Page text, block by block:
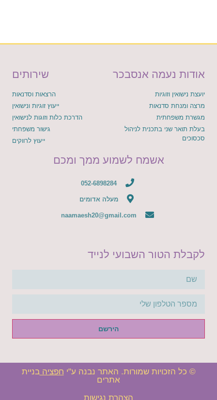
אודות נעמה אנסבכר
יועצת נישואין וזוגיות
מרצה ומנחת סדנאות
מגשרת משפחתית
בעלת תואר שני בתכנית לניהול
סכסוכים
שירותים
הרצאות וסדנאות
ייעוץ זוגיות ונישואין
הדרכת כלות וזוגות לנישואין
גישור משפחתי
ייעוץ לרווקים
אשמח לשמוע ממך ומכם
052-6898284
מעלה אדומים
naamaesh20@gmail.com
לקבלת הטור השבועי לנייד
הירשם
© כל הזכויות שמורות. האתר נבנה ע"י חפציהבניית
אתרים
הצהרת נגישות